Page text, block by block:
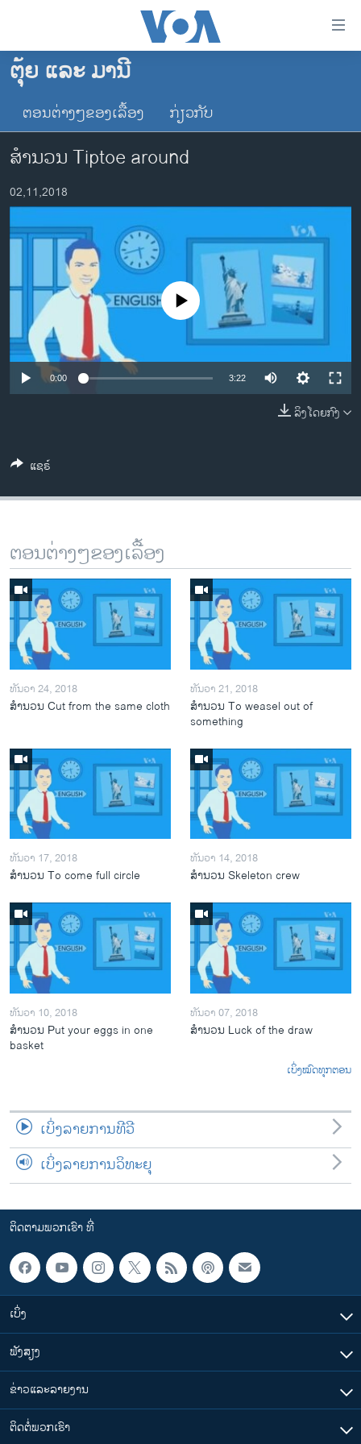
ເຂົ້າ
ຫາ
ຂ້າມ
ຂ້າມ
ໄປ
ຫາ
ຊອກ
ຄົ້ນ
ໂຮມເພຈ
ລາວ
ອາເມຣິກາ
ການເລືອກຕັ້ງ ປະທານາທີບໍດີ ສະຫະລັດ 2024
ຂ່າວ​ຈີນ
ໂລກ
ອິດສະຫຼະພາບດ້ານການຂ່າວ
ຊີວິດຊາວລາວ
ຊຸມຊົນຊາວລາວ
ວິທະຍາສາດ-ເທັກໂນໂລຈີ
ວີດີໂອ
ລາຍງານ
ພາສາຕ່າງໆ
ຕຸ້ຍ ແລະ ມານີ
ຕອນຕ່າງໆຂອງເລື້ອງ ກ່ຽວກັບ
ສຳນວນ Tiptoe around
02,11,2018
No media source currently available
0:00 3:22
ລິງໂດຍກົງ
ແຊຣ໌
ຕອນຕ່າງໆຂອງເລື້ອງ
ທັນວາ 24, 2018
ສຳນວນ Cut from the same cloth
ທັນວາ 21, 2018
ສຳນວນ To weasel out of
something
ທັນວາ 17, 2018
ສຳນວນ To come full circle
ທັນວາ 14, 2018
ສຳນວນ Skeleton crew
ທັນວາ 10, 2018
ສຳນວນ Put your eggs in one
basket
ທັນວາ 07, 2018
ສຳນວນ Luck of the draw
ເບິ່ງໝົດທຸກຕອນ
ເບິ່ງລາຍການທີວີ
ເບິ່ງລາຍການວິທະຍຸ
ຕິດຕາມພວກເຮົາ ທີ່
ເບິ່ງ
ຟັງສຽງ
ຂ່າວແລະລາຍງານ
ຕິດຕໍ່ພວກເຮົາ